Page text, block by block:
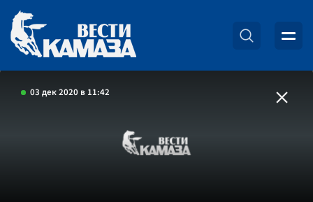
03 дек 2020 в 11:42